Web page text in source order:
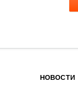
НОВОСТИ